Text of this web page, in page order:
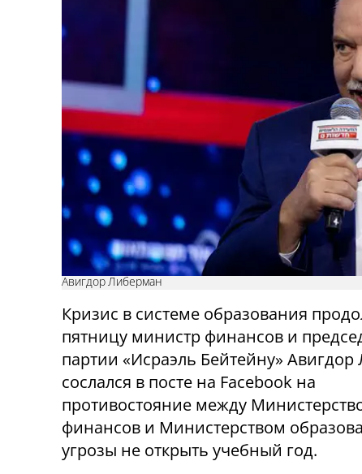
Авигдор Либерман
Кризис в системе образования
пятницу министр финансов и
партии «Исраэль Бейтейну»
сослался в посте на Facebook на
противостояние между
финансов и Министерством
угрозы не открыть учебный год.